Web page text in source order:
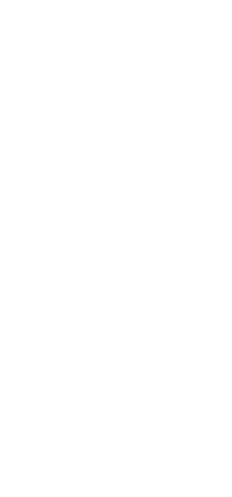
hasta el miércoles
Tras una primera
operativo busca
de estas fechas,
en los viajes hacia
estaciones de
especialmente